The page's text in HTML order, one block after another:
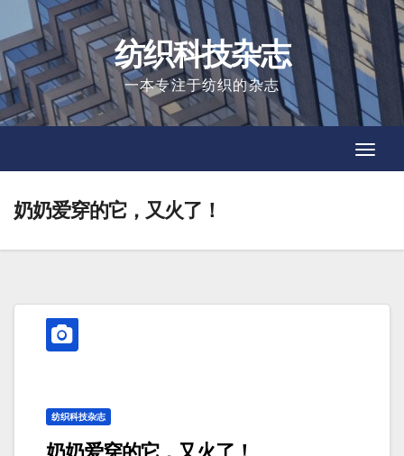
to
content
纺织科技杂志
一本专注于纺织的杂志
奶奶爱穿的它，又火了！
纺织科技杂志